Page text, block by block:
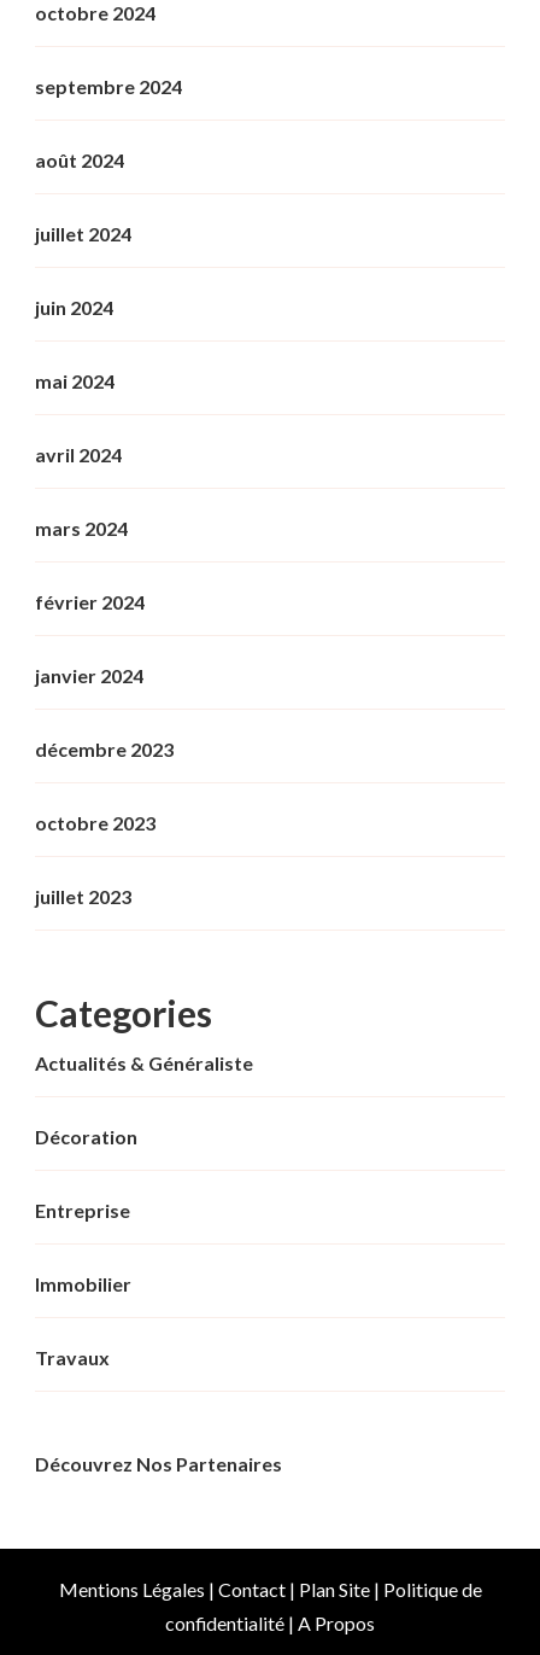
octobre 2024
septembre 2024
août 2024
juillet 2024
juin 2024
mai 2024
avril 2024
mars 2024
février 2024
janvier 2024
décembre 2023
octobre 2023
juillet 2023
Categories
Actualités & Généraliste
Décoration
Entreprise
Immobilier
Travaux
Découvrez Nos Partenaires
Mentions Légales | Contact| Plan Site| Politique de
confidentialité | A Propos